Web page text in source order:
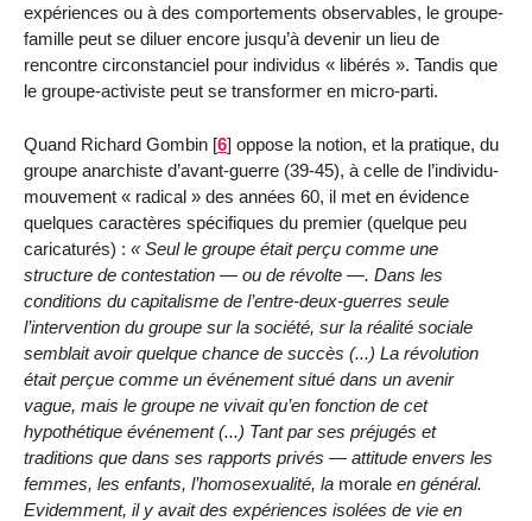
expériences ou à des comportements observables, le groupe-
famille peut se diluer encore jusqu’à devenir un lieu de
rencontre circonstanciel pour individus « libérés ». Tandis que
le groupe-activiste peut se transformer en micro-parti.
Quand Richard Gombin [6] oppose la notion, et la pratique, du
groupe anarchiste d’avant-guerre (39-45), à celle de l’individu-
mouvement « radical » des années 60, il met en évidence
quelques caractères spécifiques du premier (quelque peu
caricaturés) :
Seul le groupe était perçu comme une
structure de contestation — ou de révolte —. Dans les
conditions du capitalisme de l’entre-deux-guerres seule
l’intervention du groupe sur la société, sur la réalité sociale
semblait avoir quelque chance de succès (...) La révolution
était perçue comme un événement situé dans un avenir
vague, mais le groupe ne vivait qu’en fonction de cet
hypothétique événement (...) Tant par ses préjugés et
traditions que dans ses rapports privés — attitude envers les
femmes, les enfants, l’homosexualité, la morale en général.
Evidemment, il y avait des expériences isolées de vie en